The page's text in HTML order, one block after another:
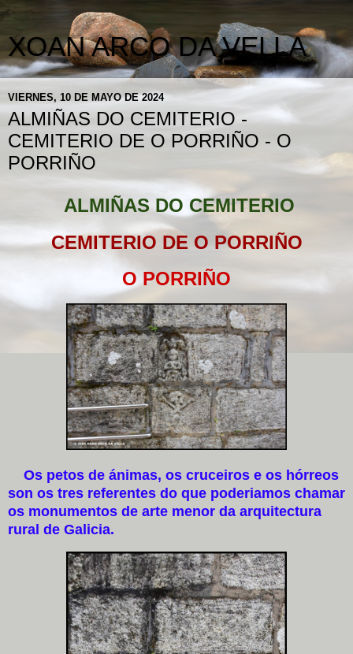
XOAN ARCO DA VELLA
VIERNES, 10 DE MAYO DE 2024
ALMIÑAS DO CEMITERIO -
CEMITERIO DE O PORRIÑO - O
PORRIÑO
ALMIÑAS DO CEMITERIO
CEMITERIO DE O PORRIÑO
O PORRIÑO
Os petos de ánimas, os cruceiros e os hórreos
son os tres referentes do que poderiamos chamar
os monumentos de arte menor da arquitectura
rural de Galicia.